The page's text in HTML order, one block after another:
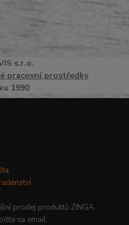
Ss.r.o.
pracovní prostředky
1990
prodej produktů ZINGA.
na email: